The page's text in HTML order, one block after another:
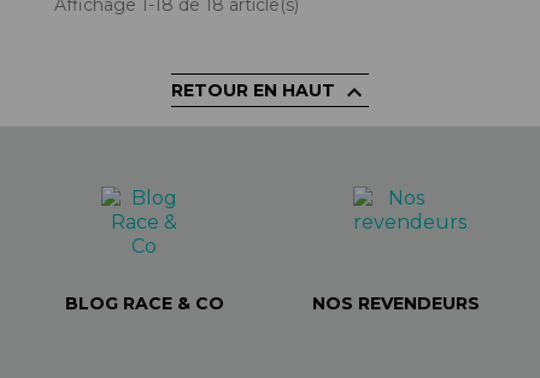
Affichage 1-18 de 18 article(s)
RETOUR EN HAUT 
BLOG RACE & CO NOS REVENDEURS